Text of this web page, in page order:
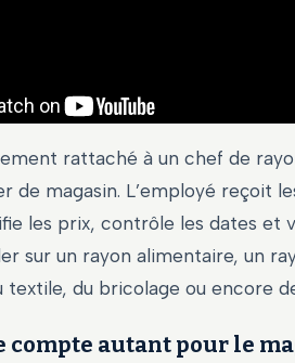
rattaché à un chef de
de magasin. L’employé reçoit
les prix, contrôle les dates et
sur un rayon alimentaire, un
textile, du bricolage ou encore
compte autant pour le